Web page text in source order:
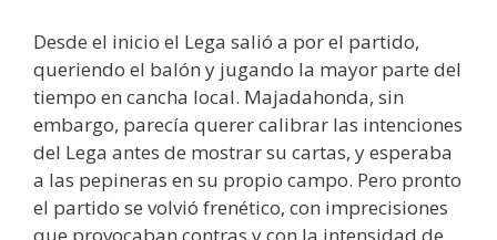
Desde el inicio el Lega salió a por el partido,
queriendo el balón y jugando la mayor parte del
tiempo en cancha local. Majadahonda, sin
embargo, parecía querer calibrar las intenciones
del Lega antes de mostrar su cartas, y esperaba
a las pepineras en su propio campo. Pero pronto
el partido se volvió frenético, con imprecisiones
que provocaban contras y con la intensidad de